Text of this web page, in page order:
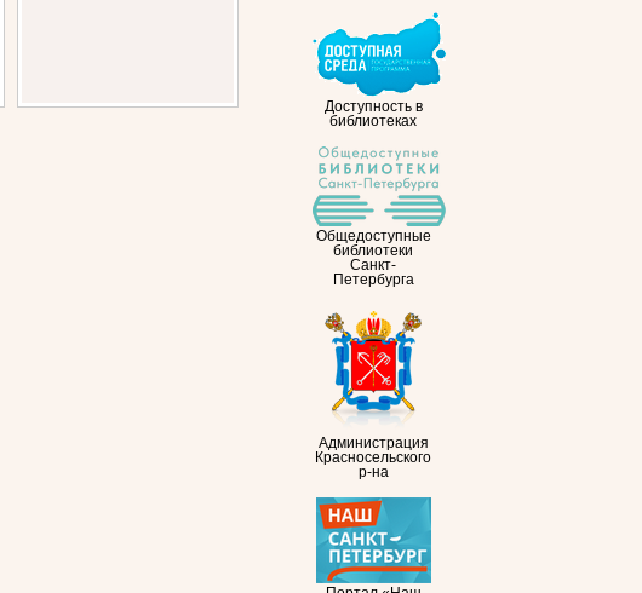
Доступность в
библиотеках
Общедоступные
библиотеки
Санкт-
Петербурга
Администрация
Красносельского
р-на